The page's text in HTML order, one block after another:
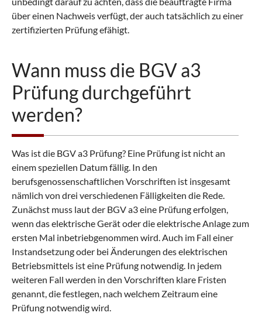
über einen Nachweis verfügt, der auch tatsächlich zu einer
zertifizierten Prüfung efähigt.
Wann muss die BGV a3
Prüfung durchgeführt
werden?
Was ist die BGV a3 Prüfung? Eine Prüfung ist nicht an
einem speziellen Datum fällig. In den
berufsgenossenschaftlichen Vorschriften ist insgesamt
nämlich von drei verschiedenen Fälligkeiten die Rede.
Zunächst muss laut der BGV a3 eine Prüfung erfolgen,
wenn das elektrische Gerät oder die elektrische Anlage zum
ersten Mal inbetriebgenommen wird. Auch im Fall einer
Instandsetzung oder bei Änderungen des elektrischen
Betriebsmittels ist eine Prüfung notwendig. In jedem
weiteren Fall werden in den Vorschriften klare Fristen
genannt, die festlegen, nach welchem Zeitraum eine
Prüfung notwendig wird.